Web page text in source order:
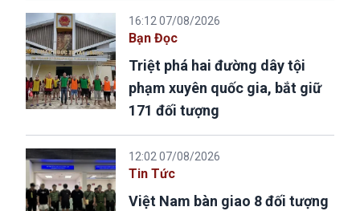
16:12 07/08/2026
Bạn Đọc
Triệt phá hai đường dây tội
phạm xuyên quốc gia, bắt giữ
171 đối tượng
12:02 07/08/2026
Tin Tức
Việt Nam bàn giao 8 đối tượng